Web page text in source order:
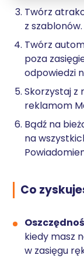
Twórz
z szablonów.
Twórz
poza
odpowiedzi
Skorzystaj z
reklamom
Bądź na
na
Co
kiedy masz
w zasięgu